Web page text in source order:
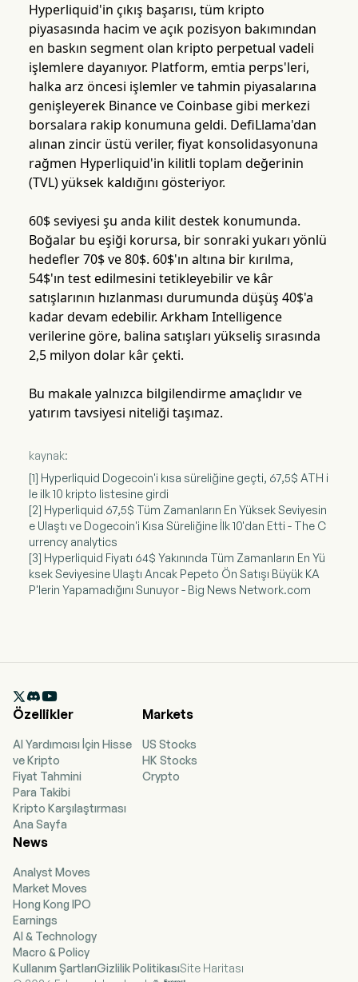
Hyperliquid'in çıkış başarısı, tüm kripto
piyasasında hacim ve açık pozisyon bakımından
en baskın segment olan kripto perpetual vadeli
işlemlere dayanıyor. Platform, emtia perps'leri,
halka arz öncesi işlemler ve tahmin piyasalarına
genişleyerek Binance ve Coinbase gibi merkezi
borsalara rakip konumuna geldi. DefiLlama'dan
alınan zincir üstü veriler, fiyat konsolidasyonuna
rağmen Hyperliquid'in kilitli toplam değerinin
(TVL) yüksek kaldığını gösteriyor.
60$ seviyesi şu anda kilit destek konumunda.
Boğalar bu eşiği korursa, bir sonraki yukarı yönlü
hedefler 70$ ve 80$. 60$'ın altına bir kırılma,
54$'ın test edilmesini tetikleyebilir ve kâr
satışlarının hızlanması durumunda düşüş 40$'a
kadar devam edebilir. Arkham Intelligence
verilerine göre, balina satışları yükseliş sırasında
2,5 milyon dolar kâr çekti.
Bu makale yalnızca bilgilendirme amaçlıdır ve
yatırım tavsiyesi niteliği taşımaz.
kaynak:
[1] Hyperliquid Dogecoin'i kısa süreliğine geçti, 67,5$ ATH i
le ilk 10 kripto listesine girdi
[2] Hyperliquid 67,5$ Tüm Zamanların En Yüksek Seviyesin
e Ulaştı ve Dogecoin'i Kısa Süreliğine İlk 10'dan Etti - The C
urrency analytics
[3] Hyperliquid Fiyatı 64$ Yakınında Tüm Zamanların En Yü
ksek Seviyesine Ulaştı Ancak Pepeto Ön Satışı Büyük KA
P'lerin Yapamadığını Sunuyor - Big News Network.com

Özellikler
AI Yardımcısı İçin Hisse
ve Kripto
Fiyat Tahmini
Para Takibi
Kripto Karşılaştırması
Ana Sayfa
Markets
US Stocks
HK Stocks
Crypto
News
Analyst Moves
Market Moves
Hong Kong IPO
Earnings
AI & Technology
Macro & Policy
Kullanım ŞartlarıGizlilik PolitikasıSite Haritası